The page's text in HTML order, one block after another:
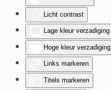
Licht contrast
Lage kleur verzadiging
Hoge kleur verzadiging
Links markeren
Titels markeren